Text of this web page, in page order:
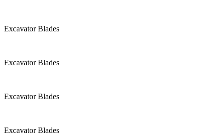
Excavator Blades
Excavator Blades
Excavator Blades
Excavator Blades